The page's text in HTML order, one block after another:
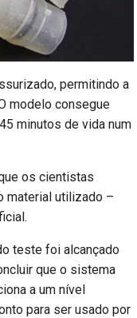
permitindo a
modelo consegue
minutos de vida num
os cientistas
material utilizado –
teste foi alcançado
que o sistema
a um nível
para ser usado por